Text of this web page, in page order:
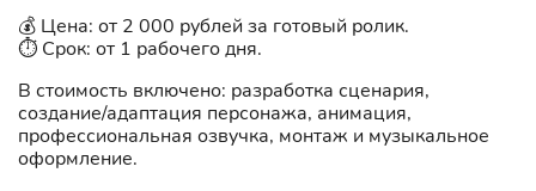
💰 Цена: от 2 000 рублей за готовый ролик.
⏱️ Срок: от 1 рабочего дня.
В стоимость включено: разработка сценария,
создание/адаптация персонажа, анимация,
профессиональная озвучка, монтаж и музыкальное
оформление.